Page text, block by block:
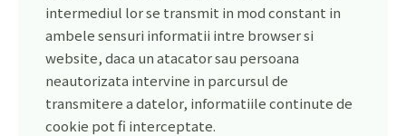
intermediul lor se transmit in mod constant in
ambele sensuri informatii intre browser si
website, daca un atacator sau persoana
neautorizata intervine in parcursul de
transmitere a datelor, informatiile continute de
cookie pot fi interceptate.